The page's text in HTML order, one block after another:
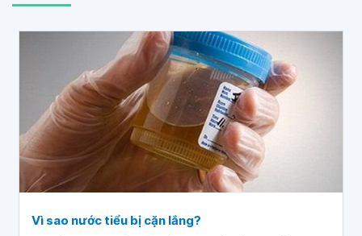
Vì sao nước tiểu bị cặn lắng?